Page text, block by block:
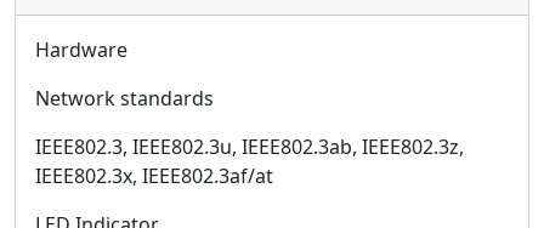
Hardware
Network standards
IEEE802.3, IEEE802.3u, IEEE802.3ab, IEEE802.3z,
IEEE802.3x, IEEE802.3af/at